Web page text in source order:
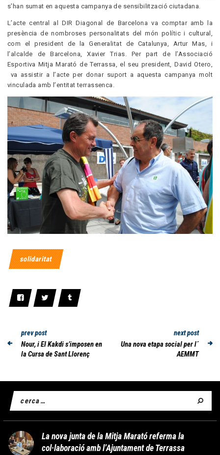
s’han sumat en aquesta campanya de sensibilització ciutadana.
L’acte central al DIR Diagonal de Barcelona va comptar amb la
presència de nombroses personalitats del món polític i cultural,
com el president de la Generalitat de Catalunya, Artur Mas, i
l’alcalde de Barcelona, Xavier Trias. Per part de l’Associació
Esportiva Mitja Marató de Terrassa, el seu president, David Otero,
va assistir a l’acte per donar suport a aquesta campanya molt
vinculada amb l’entitat terrassenca.
solidaritat
prev post
Nour, i El Kakdi s’imposen en
la Cursa de Sant Llorenç
next post
Una nova etapa social per l´
AEMMT
La nova junta de la Mitja Marató referma la
col·laboració amb l’Ajuntament de Terrassa